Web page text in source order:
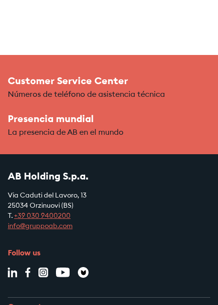
Customer Service Center
Números de teléfono de asistencia técnica
Presencia mundial
La presencia de AB en el mundo
AB Holding S.p.a.
Via Caduti del Lavoro, 13
25034 Orzinuovi (BS)
T. +39 030 9400200
info@gruppoab.com
Follow us